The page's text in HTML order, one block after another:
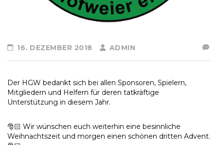
16. DEZEMBER 2018 ADMIN
Der HGW bedankt sich bei allen Sponsoren, Spielern,
Mitgliedern und Helfern für deren tatkräftige
Unterstützung in diesem Jahr.
🎅🏻 Wir wünschen euch weiterhin eine besinnliche
Weihnachtszeit und morgen einen schönen dritten Advent.